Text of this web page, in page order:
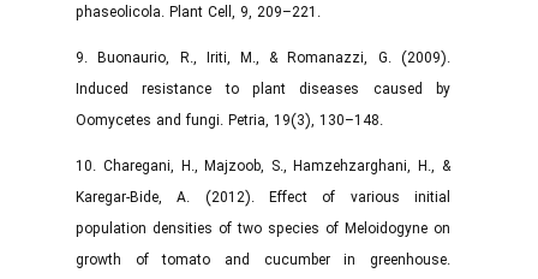
phaseolicola. Plant Cell, 9, 209–221.
9. Buonaurio, R., Iriti, M., & Romanazzi, G. (2009).
Induced resistance to plant diseases caused by
Oomycetes and fungi. Petria, 19(3), 130–148.
10. Charegani, H., Majzoob, S., Hamzehzarghani, H., &
Karegar-Bide, A. (2012). Effect of various initial
population densities of two species of Meloidogyne on
growth of tomato and cucumber in greenhouse.